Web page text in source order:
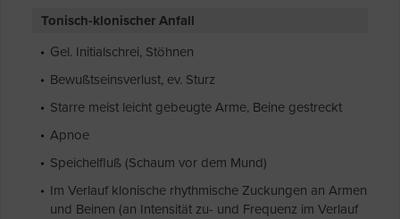
Tonisch-klonischer Anfall
Gel. Initialschrei, Stöhnen
Bewußtseinsverlust, ev. Sturz
Starre meist leicht gebeugte Arme, Beine gestreckt
Apnoe
Speichelfluß (Schaum vor dem Mund)
Im Verlauf klonische rhythmische Zuckungen an Armen
und Beinen (an Intensität zu- und Frequenz im Verlauf